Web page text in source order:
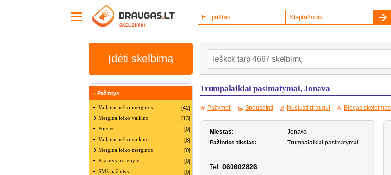
Įdėti skelbimą
Pažintys
Vaikinas ieško merginos [42]
Mergina ieško vaikino [13]
Porelės [0]
Vaikinas ieško vaikino [8]
Mergina ieško merginos [0]
Pažintys užsienyje [0]
SMS pažintys [0]
Trumpalaikiai pasimatymai, Jonava
Pažymėti Spausdinti Nusiųsti draugui Blogas skelbimas
Miestas:
Jonava
Pažinties tikslas:
Trumpalaikiai pasimatymai
Tel. 060602826